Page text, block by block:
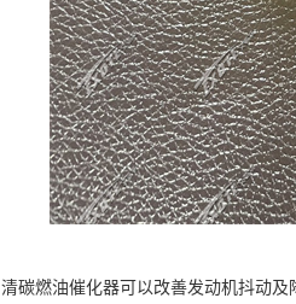
清碳燃油催化器可以改善发动机抖动